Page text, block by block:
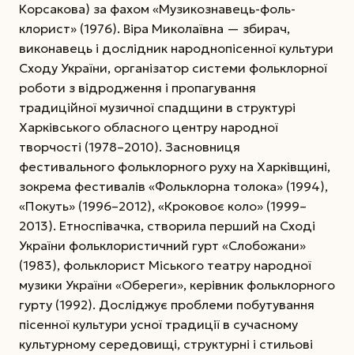
Корсакова) за фахом «Музикознавець-фоль­
клорист» (1976). Віра Миколаївна — збирач,
виконавець і дослідник народнопісенної культури
Сходу України, організатор системи фольклорної
роботи з відродження і пропагування
традиційної музичної спадщини в структурі
Харківського обласного центру народної
творчості (1978–2010). Заснов­ниця
фестивального фольклорного руху на Харківщині,
зокрема фестивалів «Фольклорна толока» (1994),
«Покуть» (1996–2012), «Кроковоє коло» (1999–
2013). Етно­співачка, створила перший на Сході
України фольклористичний гурт «Слобожани»
(1983), фольклорист Міського театру народної
музики України «Обереги», керівник фольклорного
гурту (1992). Досліджує проблеми побутування
пісенної культури усної традиції в сучасному
культурному середовищі, структурні і стильові